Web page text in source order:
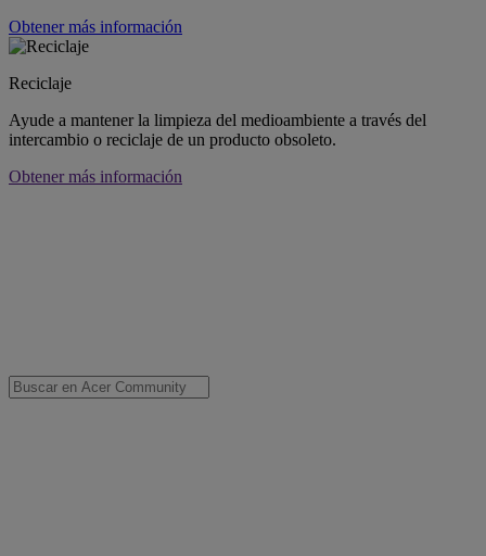
Obtener más información
Reciclaje
Ayude a mantener la limpieza del medioambiente a través del
intercambio o reciclaje de un producto obsoleto.
Obtener más información